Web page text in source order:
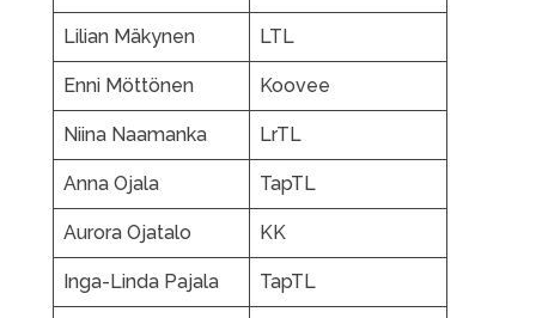
Lilian Mäkynen LTL
Enni Möttönen Koovee
Niina Naamanka LrTL
Anna Ojala TapTL
Aurora Ojatalo KK
Inga-Linda Pajala TapTL